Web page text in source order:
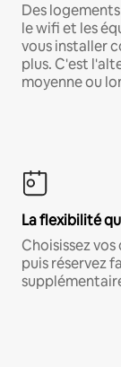
Des
le wifi et les
vous installer
plus. C'est
moyenne ou
La flexibilité
Choisissez
puis réservez